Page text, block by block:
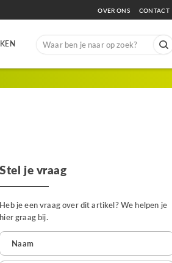
OVER ONS CONTACT
Search
Stel je vraag
Heb je een vraag over dit artikel? We helpen je
hier graag bij.